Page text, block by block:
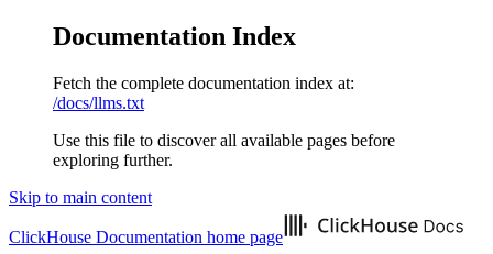
Documentation Index
Fetch the complete documentation index at:
/docs/llms.txt
Use this file to discover all available pages before
exploring further.
Skip to main content
ClickHouse Documentation home page